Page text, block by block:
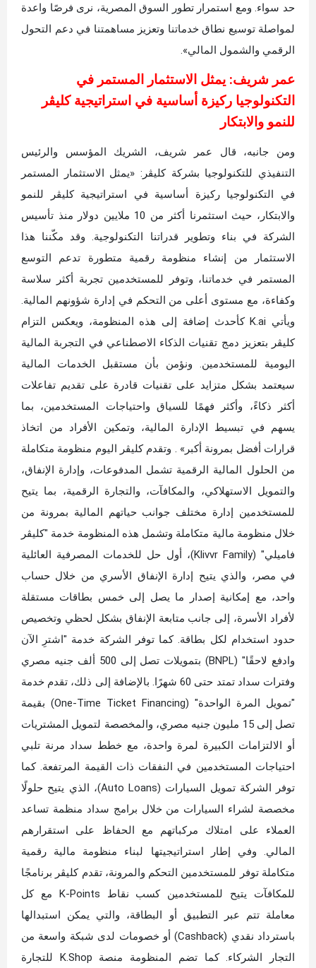
حد سواء. ومع استمرار تطور السوق المصرية، نرى فرصًا واعدة
لمواصلة توسيع نطاق خدماتنا وتعزيز مساهمتنا في دعم التحول
الرقمي والشمول المالي».
عمر شريف: يمثل الاستثمار المستمر في
التكنولوجيا ركيزة أساسية في استراتيجية كليڤر
للنمو والابتكار
ومن جانبه، قال عمر شريف، الشريك المؤسس والرئيس
التنفيذي للتكنولوجيا بشركة كليڤر: «يمثل الاستثمار المستمر
في التكنولوجيا ركيزة أساسية في استراتيجية كليڤر للنمو
والابتكار، حيث استثمرنا أكثر من 10 ملايين دولار منذ تأسيس
الشركة في بناء وتطوير قدراتنا التكنولوجية. وقد مكّننا هذا
الاستثمار من إنشاء منظومة رقمية متطورة تدعم التوسع
المستمر في خدماتنا، وتوفر للمستخدمين تجربة أكثر سلاسة
وكفاءة، مع مستوى أعلى من التحكم في إدارة شؤونهم المالية.
ويأتي K.ai كأحدث إضافة إلى هذه المنظومة، ويعكس التزام
كليڤر بتعزيز دمج تقنيات الذكاء الاصطناعي في التجربة المالية
اليومية للمستخدمين. ونؤمن بأن مستقبل الخدمات المالية
سيعتمد بشكل متزايد على تقنيات قادرة على تقديم تفاعلات
أكثر ذكاءً، وأكثر فهمًا للسياق واحتياجات المستخدمين، بما
يسهم في تبسيط الإدارة المالية، وتمكين الأفراد من اتخاذ
قرارات أفضل بمرونة أكبر» . وتقدم كليڤر اليوم منظومة متكاملة
من الحلول المالية الرقمية تشمل المدفوعات، وإدارة الإنفاق،
والتمويل الاستهلاكي، والمكافآت، والتجارة الرقمية، بما يتيح
للمستخدمين إدارة مختلف جوانب حياتهم المالية بمرونة من
خلال منظومة مالية متكاملة وتشمل هذه المنظومة خدمة "كليڤر
فاميلي" (Klivvr Family)، أول حل للخدمات المصرفية العائلية
في مصر، والذي يتيح إدارة الإنفاق الأسري من خلال حساب
واحد، مع إمكانية إصدار ما يصل إلى خمس بطاقات مستقلة
لأفراد الأسرة، إلى جانب متابعة الإنفاق بشكل لحظي وتخصيص
حدود استخدام لكل بطاقة. كما توفر الشركة خدمة "اشترِ الآن
وادفع لاحقًا" (BNPL) بتمويلات تصل إلى 500 ألف جنيه مصري
وفترات سداد تمتد حتى 60 شهرًا. بالإضافة إلى ذلك، تقدم خدمة
"تمويل المرة الواحدة" (One-Time Ticket Financing) بقيمة
تصل إلى 15 مليون جنيه مصري، والمخصصة لتمويل المشتريات
أو الالتزامات الكبيرة لمرة واحدة، مع خطط سداد مرنة تلبي
احتياجات المستخدمين في النفقات ذات القيمة المرتفعة. كما
توفر الشركة تمويل السيارات (Auto Loans)، الذي يتيح حلولًا
مخصصة لشراء السيارات من خلال برامج سداد منظمة تساعد
العملاء على امتلاك مركباتهم مع الحفاظ على استقرارهم
المالي. وفي إطار استراتيجيتها لبناء منظومة مالية رقمية
متكاملة توفر للمستخدمين التحكم والمرونة، تقدم كليڤر برنامجًا
للمكافآت يتيح للمستخدمين كسب نقاط K-Points مع كل
معاملة تتم عبر التطبيق أو البطاقة، والتي يمكن استبدالها
باسترداد نقدي (Cashback) أو خصومات لدى شبكة واسعة من
التجار الشركاء. كما تضم المنظومة منصة K.Shop للتجارة